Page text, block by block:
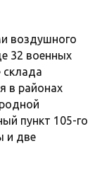
воздушного
32 военных
склада
в районах
пункт 105-го
и две